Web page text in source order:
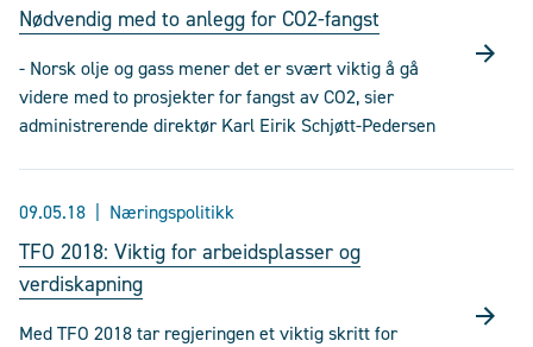
Nødvendig med to anlegg for CO2-fangst
- Norsk olje og gass mener det er svært viktig å gå
videre med to prosjekter for fangst av CO2, sier
administrerende direktør Karl Eirik Schjøtt-Pedersen
09.05.18 Næringspolitikk
TFO 2018: Viktig for arbeidsplasser og
verdiskapning
Med TFO 2018 tar regjeringen et viktig skritt for